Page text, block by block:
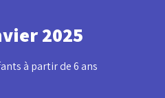
2025
à partir de 6 ans